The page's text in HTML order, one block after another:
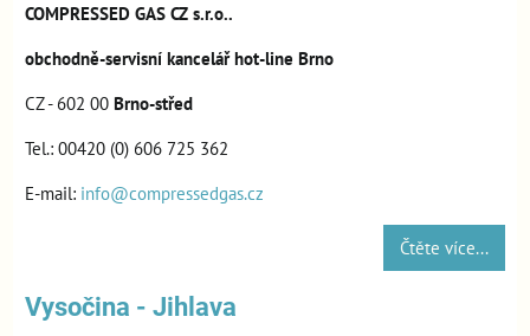
COMPRESSED GAS CZ s.r.o..
obchodně-servisní kancelář hot-line Brno
CZ - 602 00 Brno-střed
Tel.: 00420 (0) 606 725 362
E-mail: info@compressedgas.cz
Čtěte více...
Vysočina - Jihlava